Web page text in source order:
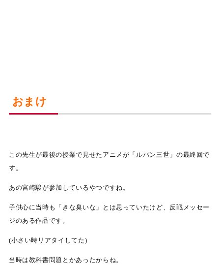
おまけ
この先生が最後の授業で見せたアニメが「ルパン三世」の最終回で
す。
あの宮崎駿が参加しているやつですね。
子供心に当時も「きな臭いな」とは思っていたけど、反戦メッセー
ジのある作品です。
(小さい時リアタイしてた)
当時は教科書問題とかあったからね。